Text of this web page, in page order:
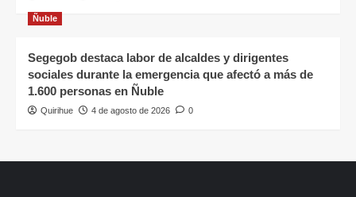
Ñuble
Segegob destaca labor de alcaldes y dirigentes
sociales durante la emergencia que afectó a más de
1.600 personas en Ñuble
Quirihue 4 de agosto de 2026 0